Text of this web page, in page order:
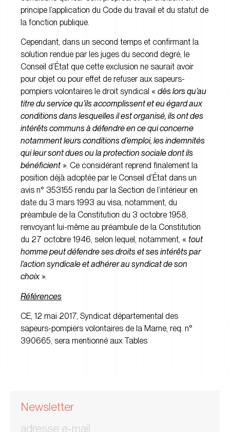
principe l’application du Code du travail et du statut de
la fonction publique.
Cependant, dans un second temps et confirmant la
solution rendue par les juges du second degré, le
Conseil d’État que cette exclusion ne saurait avoir
pour objet ou pour effet de refuser aux sapeurs-
pompiers volontaires le droit syndical « dès lors qu’au
titre du service qu’ils accomplissent et eu égard aux
conditions dans lesquelles il est organisé, ils ont des
intérêts communs à défendre en ce qui concerne
notamment leurs conditions d’emploi, les indemnités
qui leur sont dues ou la protection sociale dont ils
bénéficient ». Ce considérant reprend finalement la
position déjà adoptée par le Conseil d’État dans un
avis n° 353155 rendu par la Section de l’intérieur en
date du 3 mars 1993 au visa, notamment, du
préambule de la Constitution du 3 octobre 1958,
renvoyant lui-même au préambule de la Constitution
du 27 octobre 1946, selon lequel, notamment, « tout
homme peut défendre ses droits et ses intérêts par
l’action syndicale et adhérer au syndicat de son
choix ».
Références
CE, 12 mai 2017, Syndicat départemental des
sapeurs-pompiers volontaires de la Marne, req. n°
390665, sera mentionné aux Tables
Newsletter